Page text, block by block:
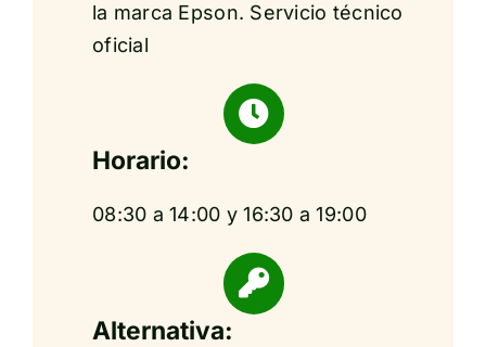
la marca Epson. Servicio técnico
oficial
Horario:
08:30 a 14:00 y 16:30 a 19:00
Alternativa: